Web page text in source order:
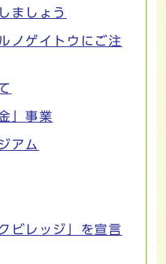
ましょう
ノゲイトウにご注
」事業
アム
ビレッジ」を宣言